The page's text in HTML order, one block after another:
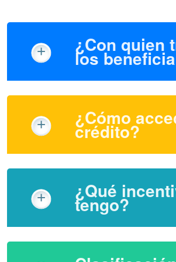
¿Con quien
los
¿Cómo
crédito?
¿Qué
tengo?